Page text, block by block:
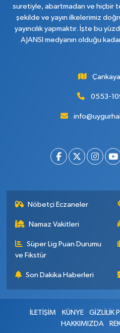
suretiyle, abartmadan ve hiçbir
şekilde ve yayın ilkelerimiz
yayıncılık yapmaktır. İşte bu
AJANSI medyanın olduğu
0553-
Nöbetçi Eczaneler
Namaz Vakitleri
Süper Lig Puan Durumu
ve Fikstür
Son Dakika Haberleri
İLETİŞİM KÜNYE GİZLİLİK
HAKKIMIZDA